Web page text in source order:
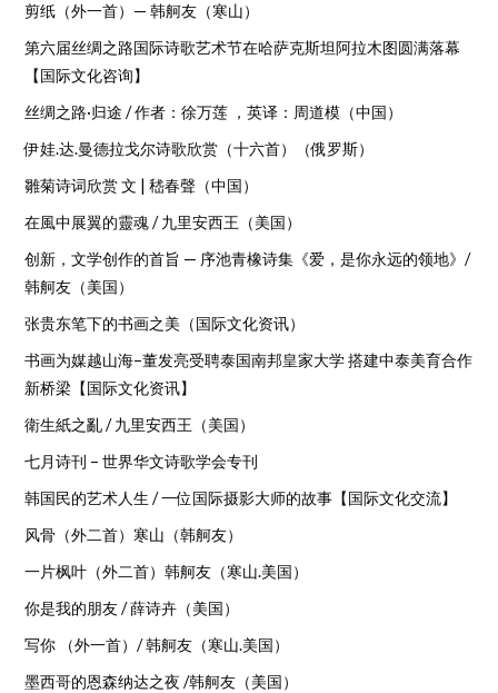
剪纸（外一首）— 韩舸友（寒山）
第六届丝绸之路国际诗歌艺术节在哈萨克斯坦阿拉木图圆满落幕
【国际文化咨询】
丝绸之路·归途 / 作者：徐万莲 ，英译：周道模（中国）
伊娃.达.曼德拉戈尔诗歌欣赏（十六首）（俄罗斯）
雛菊诗词欣赏 文 | 嵇春聲（中国）
在風中展翼的靈魂 / 九里安西王（美国）
创新，文学创作的首旨 — 序池青橡诗集《爱，是你永远的领地》/
韩舸友（美国）
张贵东笔下的书画之美（国际文化资讯）
书画为媒越山海–董发亮受聘泰国南邦皇家大学 搭建中泰美育合作
新桥梁【国际文化资讯】
衛生紙之亂 / 九里安西王（美国）
七月诗刊 – 世界华文诗歌学会专刊
韩国民的艺术人生 / 一位国际摄影大师的故事【国际文化交流】
风骨（外二首）寒山（韩舸友）
一片枫叶（外二首）韩舸友（寒山.美国）
你是我的朋友 / 薛诗卉（美国）
写你 （外一首）/ 韩舸友（寒山.美国）
墨西哥的恩森纳达之夜 /韩舸友（美国）